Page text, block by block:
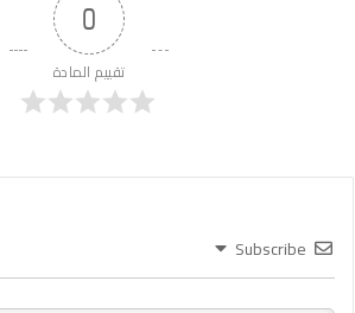
0
تقييم المادة
Subscribe